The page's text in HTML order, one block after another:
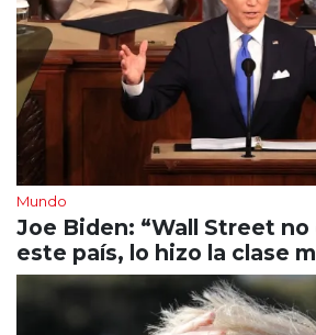
Mundo
Joe Biden: “Wall Street
este país, lo hizo la clase